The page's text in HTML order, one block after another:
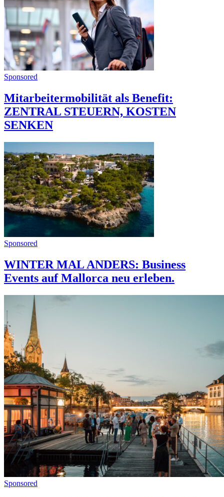
Sponsored
Mitarbeitermobilität als Benefit:
ZENTRAL STEUERN, KOSTEN
SENKEN
Sponsored
WINTER MAL ANDERS: Business
Events auf Mallorca neu erleben.
Sponsored